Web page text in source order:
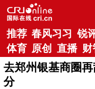
推荐 春风习习 锐
体育 原创 直播 财
去郑州银基商圈
分